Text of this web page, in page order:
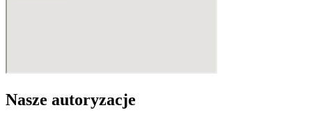
Nasze autoryzacje